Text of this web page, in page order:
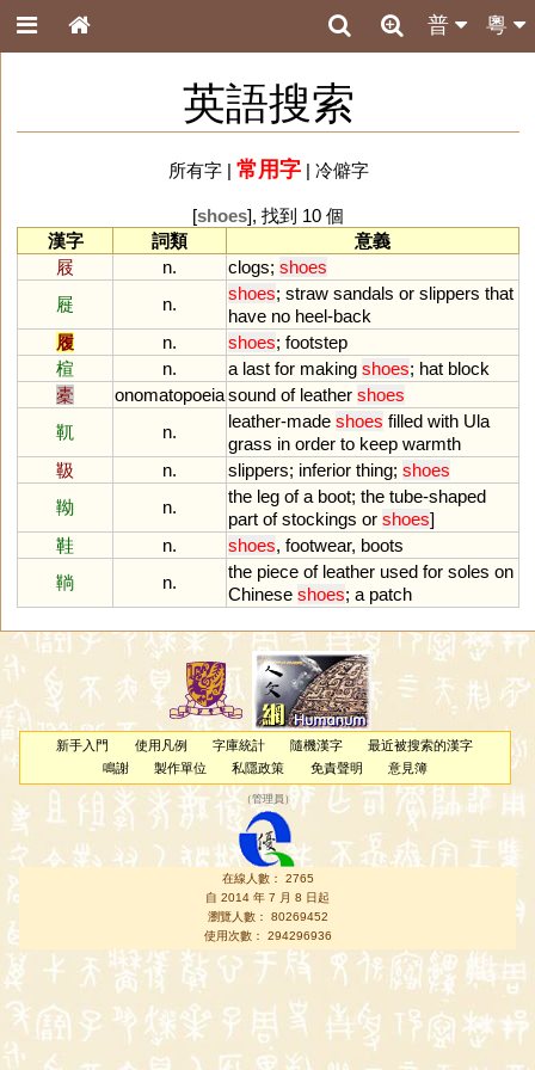
粵
普
英語搜索
所有字| 常用字| 冷僻字
[shoes], 找到 10 個
漢字
詞類
意義
屐
n. clogs; shoes
屣
n.
shoes; straw sandals or slippers that
have no heel-back
履
n. shoes; footstep
楦
n. a last for making shoes; hat block
橐
onomatopoeiasound of leather shoes
靰
n.
leather-made shoes filled with Ula
grass in order to keep warmth
靸
n. slippers; inferior thing; shoes
靿
n.
the leg of a boot; the tube-shaped
part of stockings or shoes]
鞋
n. shoes, footwear, boots
鞝
n.
the piece of leather used for soles on
Chinese shoes; a patch
新手入門 使用凡例 字庫統計 隨機漢字
最近被搜索的漢字
鳴謝
製作單位 私隱政策 免責聲明 意見簿
（管理員 ）
在線人數： 2765
自 2014 年 7 月 8 日起
瀏覽人數： 80269452
使用次數： 294296936